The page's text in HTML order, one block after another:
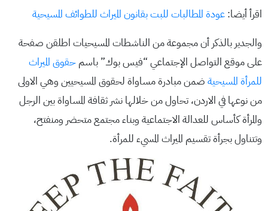
اقرأ أيضا: عودة المطالبات للبت بقانون الميراث للطوائف المسيحية
والجدير بالذكر أن مجموعة من الناشطات المسيحيات اطلقن صفحة
على موقع التواصل الإجتماعي “فيس بوك” باسم حقوق الميراث
للمرأة المسيحية ضمن مبادرة مساواة لحقوق المسيحيين وهي الاولى
من نوعها في الاردن، تحاول من خلالها نشر ثقافة المساواة بين الرجل
والمرأة كأساس للعدالة الاجتماعية وبناء مجتمع متحضر ومنفتح،
وتتناول بجرأة تقسيم الميراث المسيء للمرأة.